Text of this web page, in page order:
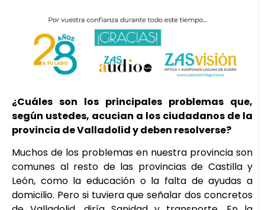
¿Cuáles son los principales problemas que,
según ustedes, acucian a los ciudadanos de la
provincia de Valladolid y deben resolverse?
Muchos de los problemas en nuestra provincia son
comunes al resto de las provincias de Castilla y
León, como la educación o la falta de ayudas a
domicilio. Pero si tuviera que señalar dos concretos